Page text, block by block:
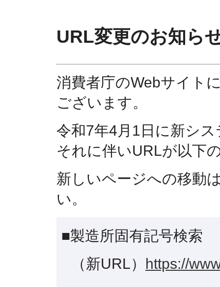
URL変更のお知ら
消費者庁のWebサイト
ございます。
令和7年4月1日に新シ
それに伴いURLが以下
新しいページへの移動
い。
■製造所固有記号検索
（新URL） https://